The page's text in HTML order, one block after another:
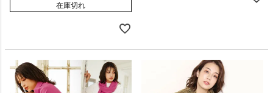
在庫切れ